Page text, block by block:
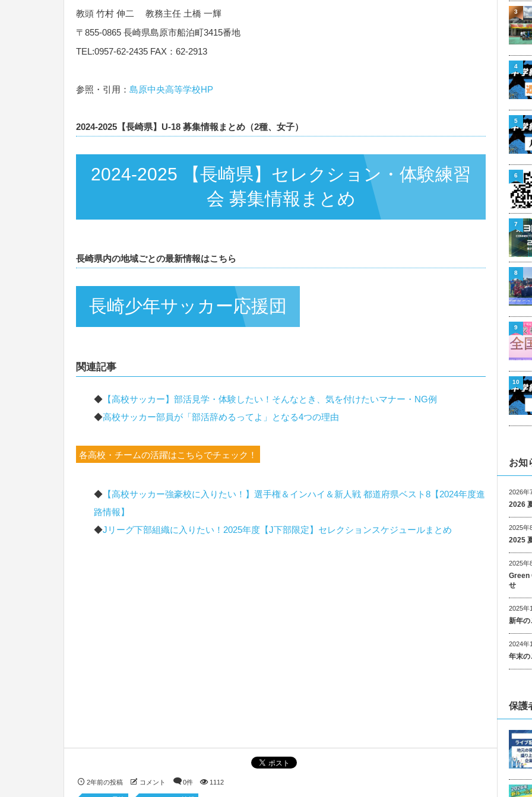
教頭 竹村 伸二 教務主任 土橋 一輝
〒855-0865 長崎県島原市船泊町3415番地
TEL:0957-62-2435 FAX：62-2913
参照・引用： 島原中央高等学校HP
2024-2025【長崎県】U-18 募集情報まとめ（2種、女子）
2024-2025 【長崎県】セレクション・体験練習
会 募集情報まとめ
長崎県内の地域ごとの最新情報はこちら
長崎少年サッカー応援団
関連記事
◆ 【高校サッカー】部活見学・体験したい！そんなとき、気を付けたいマナー・NG例
◆高校サッカー部員が「部活辞めるってよ」となる4つの理由
各高校・チームの活躍はこちらでチェック！
◆ 【高校サッカー強豪校に入りたい！】選手権＆インハイ＆新人戦 都道府県ベスト8【2024年度進
路情報】
◆Jリーグ下部組織に入りたい！2025年度【J下部限定】セレクションスケジュールまとめ
2年前の投稿 コメント 0件 1112
3
4
5
6
7
8
9
10
お知
2026年
2026
2025年
2025
2025年
Green
せ
2025年
新年の
2024年
年末の
保護